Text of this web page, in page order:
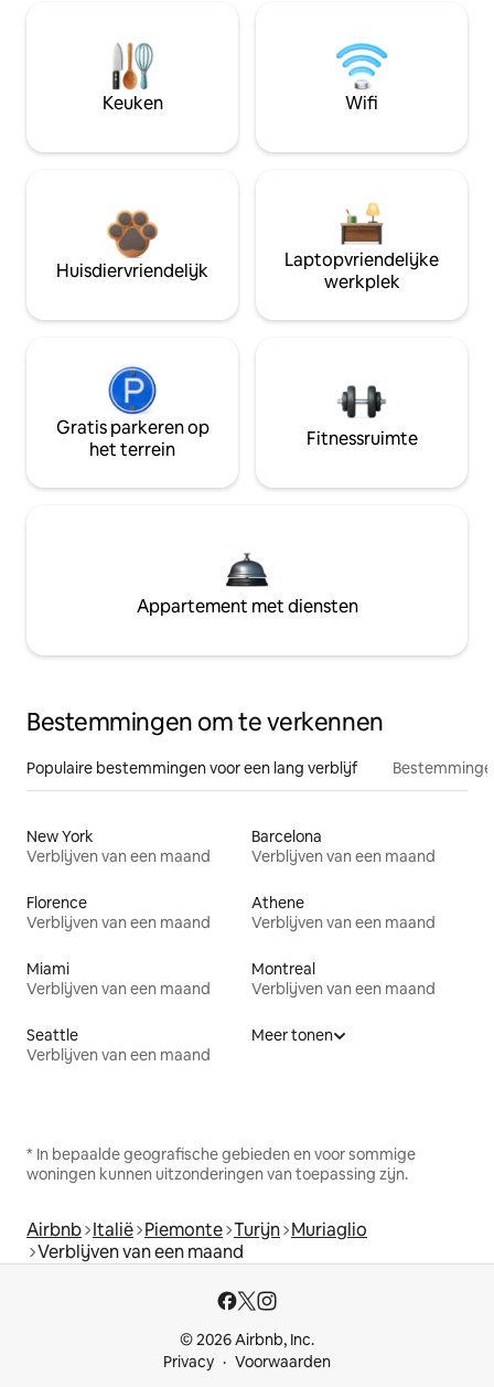
Keuken Wifi
Huisdiervriendelijk
Laptopvriendelijke
werkplek
Gratis parkeren op
het terrein
Fitnessruimte
Appartement met diensten
Bestemmingen om te verkennen
Populaire bestemmingen voor een lang verblijf
New York
Verblijven van een maand
Barcelona
Verblijven van een maand
Florence
Verblijven van een maand
Athene
Verblijven van een maand
Miami
Verblijven van een maand
Montreal
Verblijven van een maand
Seattle
Verblijven van een maand
Meer tonen
* In bepaalde geografische gebieden en voor sommige
woningen kunnen uitzonderingen van toepassing zijn.
Airbnb Italië Piemonte Turijn Muriaglio
Verblijven van een maand
© 2026 Airbnb, Inc.
Privacy
Voorwaarden